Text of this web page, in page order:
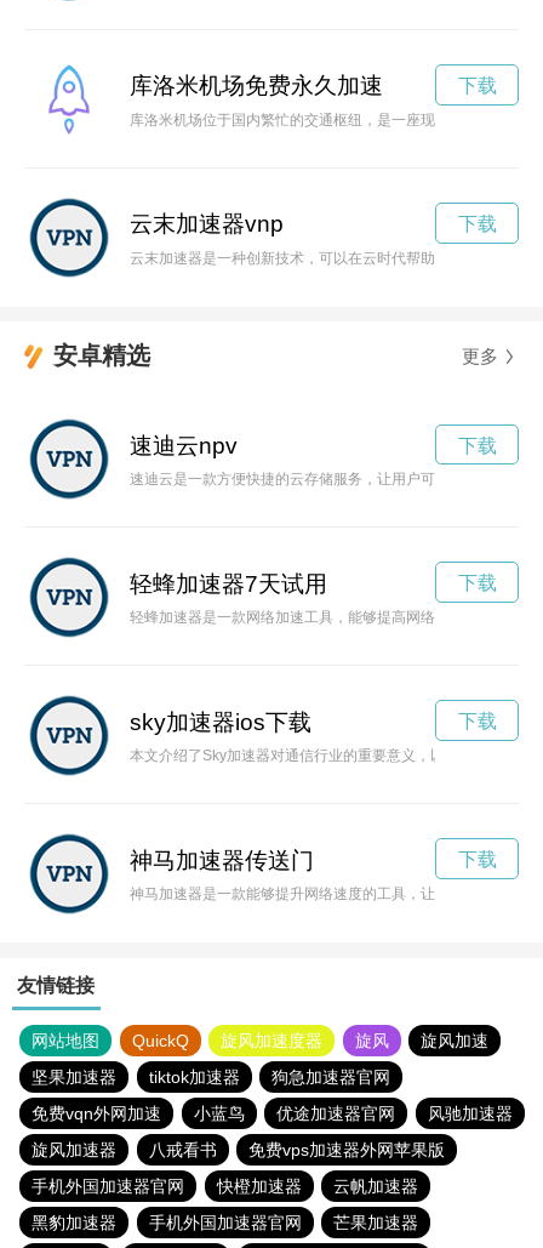
库洛米机场免费永久加速
库洛米机场位于国内繁忙的交通枢纽，是一座现代化的机场，提
下载
云末加速器vnp
云末加速器是一种创新技术，可以在云时代帮助用户快速连接
下载
安卓精选 更多
速迪云npv
速迪云是一款方便快捷的云存储服务，让用户可以随时随地存
下载
轻蜂加速器7天试用
轻蜂加速器是一款网络加速工具，能够提高网络访问速度，让
下载
sky加速器ios下载
本文介绍了Sky加速器对通信行业的重要意义，以及其在实现无
下载
神马加速器传送门
神马加速器是一款能够提升网络速度的工具，让用户畅游互联
下载
友情链接
网站地图 QuickQ 旋风加速度器 旋风
旋风加速
坚果加速器
tiktok加速器
狗急加速器官网
免费vqn外网加速
小蓝鸟 优途加速器官网
风驰加速器
旋风加速器
八戒看书
免费vps加速器外网苹果版
手机外国加速器官网
快橙加速器
云帆加速器
黑豹加速器
手机外国加速器官网 芒果加速器